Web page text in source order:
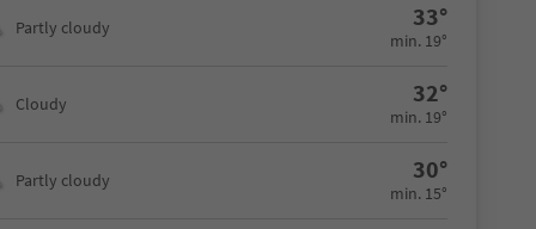
Partly cloudy 33°
min. 19°
Cloudy 32°
min. 19°
Partly cloudy 30°
min. 15°